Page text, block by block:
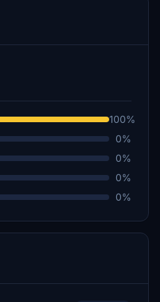
100%
0%
0%
0%
0%